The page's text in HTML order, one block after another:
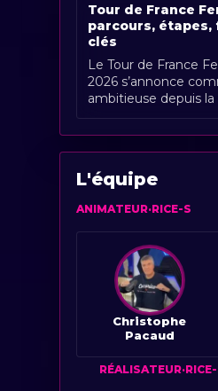
Tour de France
parcours,
clés
Le Tour de France
2026 s’annonce
ambitieuse depuis la
l’épreuve.
[...]
L'équipe
ANIMATEUR·RICE-S
Christophe
Pacaud